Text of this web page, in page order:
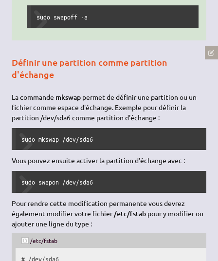
sudo swapoff -a
Définir une partition comme partition
d'échange
La commande mkswap permet de définir une partition ou un
fichier comme espace d'échange. Exemple pour définir la
partition /dev/sda6 comme partition d'échange :
sudo mkswap /dev/sda6
Vous pouvez ensuite activer la partition d'échange avec :
sudo swapon /dev/sda6
Pour rendre cette modification permanente vous devrez
également modifier votre fichier/etc/fstab pour y modifier ou
ajouter une ligne du type :
/etc/fstab
# /dev/sda6